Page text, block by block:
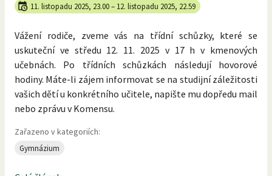
11. listopadu 2025, 23.00– 12. listopadu 2025, 22.59
Vážení rodiče, zveme vás na třídní schůzky, které se
uskuteční ve středu 12. 11. 2025 v 17 h v kmenových
učebnách. Po třídních schůzkách následují hovorové
hodiny. Máte-li zájem informovat se na studijní záležitosti
vašich dětí u konkrétního učitele, napište mu dopředu mail
nebo zprávu v Komensu.
Zařazeno v kategoriích:
Gymnázium